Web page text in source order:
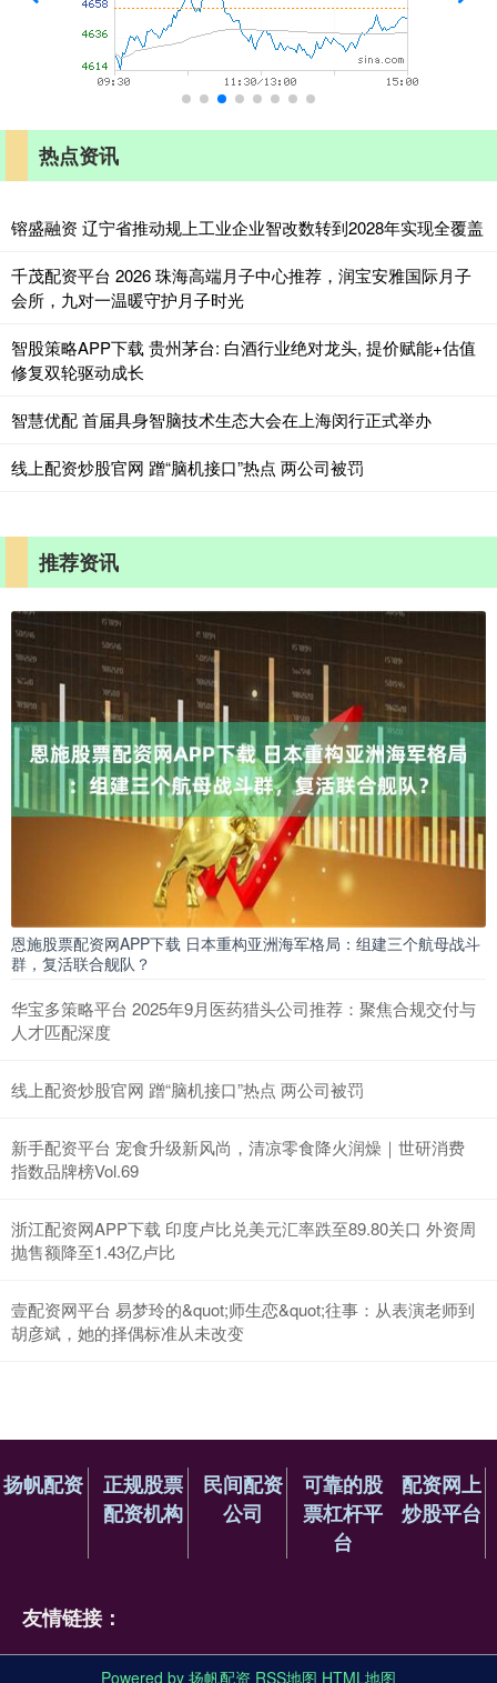
热点资讯
镕盛融资 辽宁省推动规上工业企业智改数转到2028年实现全覆盖
千茂配资平台 2026 珠海高端月子中心推荐，润宝安雅国际月子
会所，九对一温暖守护月子时光
智股策略APP下载 贵州茅台: 白酒行业绝对龙头, 提价赋能+估值
修复双轮驱动成长
智慧优配 首届具身智脑技术生态大会在上海闵行正式举办
线上配资炒股官网 蹭“脑机接口”热点 两公司被罚
推荐资讯
恩施股票配资网APP下载 日本重构亚洲海军格局：组建三个航母战斗
群，复活联合舰队？
华宝多策略平台 2025年9月医药猎头公司推荐：聚焦合规交付与
人才匹配深度
线上配资炒股官网 蹭“脑机接口”热点 两公司被罚
新手配资平台 宠食升级新风尚，清凉零食降火润燥｜世研消费
指数品牌榜Vol.69
浙江配资网APP下载 印度卢比兑美元汇率跌至89.80关口 外资周
抛售额降至1.43亿卢比
壹配资网平台 易梦玲的&quot;师生恋&quot;往事：从表演老师到
胡彦斌，她的择偶标准从未改变
扬帆配资
正规股票
配资机构
民间配资
公司
可靠的股
票杠杆平
台
配资网上
炒股平台
友情链接：
Powered by 扬帆配资 RSS地图 HTML地图